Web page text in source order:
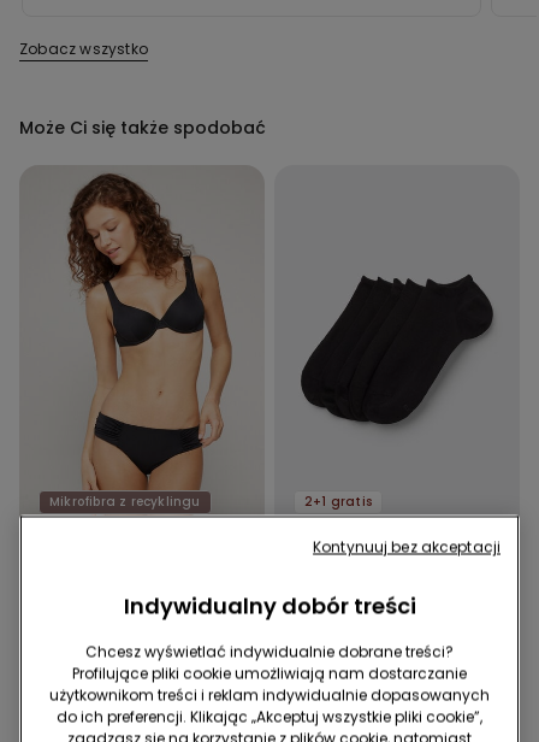
Zobacz wszystko
Może Ci się także spodobać
Mikrofibra z recyklingu
Figi Bikini z Wysokim
Stanem z Marszczeniem z
Mikrofibry z Recyklingu
2+1 gratis
5 Par Jednokolorowych
Bawełnianych Stopek
Unisex
24,99 zł
Indywidualny dobór treści
Chcesz wyświetlać indywidualnie dobrane treści?
Profilujące pliki cookie umożliwiają nam dostarczanie
użytkownikom treści i reklam indywidualnie dopasowanych
do ich preferencji. Klikając „Akceptuj wszystkie pliki cookie”,
zgadzasz się na korzystanie z plików cookie, natomiast
Kontynuuj bez akceptacji